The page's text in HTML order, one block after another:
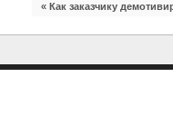
« Как заказчику